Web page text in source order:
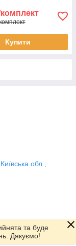
Купити
обл.,
та буде
Дякуємо!